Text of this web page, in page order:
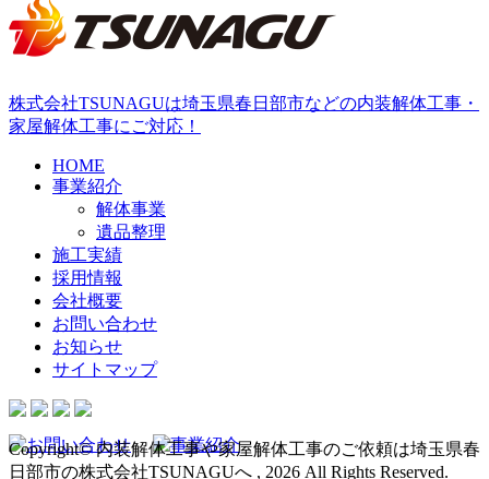
株式会社TSUNAGUは埼玉県春日部市などの内装解体工事・
家屋解体工事にご対応！
HOME
事業紹介
解体事業
遺品整理
施工実績
採用情報
会社概要
お問い合わせ
お知らせ
サイトマップ
Copyright© 内装解体工事や家屋解体工事のご依頼は埼玉県春
日部市の株式会社TSUNAGUへ , 2026 All Rights Reserved.